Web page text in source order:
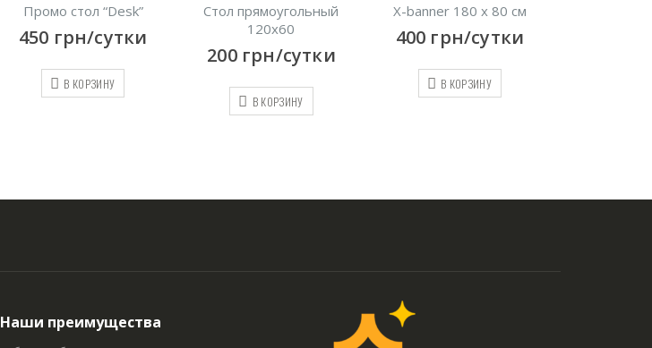
Промо стол “Desk”
450 грн/сутки
В КОРЗИНУ
Стол прямоугольный
120х60
200 грн/сутки
В КОРЗИНУ
X-banner 180 х 80 см
400 грн/сутки
В КОРЗИНУ
Наши преимущества